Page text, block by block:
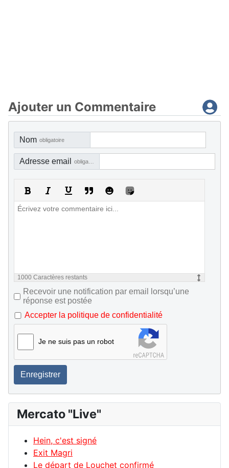
Ajouter un Commentaire
Nom obligatoire
Adresse email
1000 Caractères restants
Recevoir une notification par email lorsqu’une
réponse est postée
Accepter la politique de confidentialité
Je ne suis pas un robot
Enregistrer
Mercato "Live"
Hein, c'est signé
Exit Magri
Le départ de Louchet confirmé